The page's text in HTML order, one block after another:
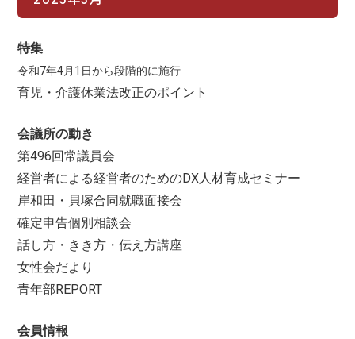
特集
令和7年4月1日から段階的に施行
育児・介護休業法改正のポイント
会議所の動き
第496回常議員会
経営者による経営者のためのDX人材育成セミナー
岸和田・貝塚合同就職面接会
確定申告個別相談会
話し方・きき方・伝え方講座
女性会だより
青年部REPORT
会員情報